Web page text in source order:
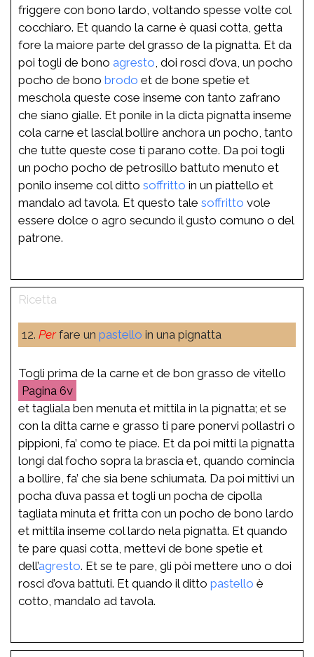
friggere con bono lardo, voltando spesse volte col
cocchiaro. Et quando la carne è quasi cotta, getta
fore la maiore parte del grasso de la pignatta. Et da
poi togli de bono agresto , doi rosci d’ova, un pocho
pocho de bono brodo et de bone spetie et
meschola queste cose inseme con tanto zafrano
che siano gialle. Et ponile in la dicta pignatta inseme
cola carne et lascial bollire anchora un pocho, tanto
che tutte queste cose ti parano cotte. Da poi togli
un pocho pocho de petrosillo battuto menuto et
ponilo inseme col ditto soffritto in un piattello et
mandalo ad tavola. Et questo tale soffritto vole
essere dolce o agro secundo il gusto comuno o del
patrone.
12. Perfare un pastello in una pignatta
Togli prima de la carne et de bon grasso de vitello
6v
et tagliala ben menuta et mittila in la pignatta; et se
con la ditta carne e grasso ti pare ponervi pollastri o
pippioni, fa’ como te piace. Et da poi mitti la pignatta
longi dal focho sopra la brascia et, quando comincia
a bollire, fa’ che sia bene schiumata. Da poi mittivi un
pocha d’uva passa et togli un pocha de cipolla
tagliata minuta et fritta con un pocho de bono lardo
et mittila inseme col lardo nela pignatta. Et quando
te pare quasi cotta, mettevi de bone spetie et
dell’agresto. Et se te pare, gli pòi mettere uno o doi
rosci d’ova battuti. Et quando il ditto pastello è
cotto, mandalo ad tavola.